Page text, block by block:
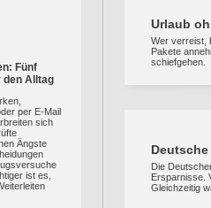
Fünf
den Alltag
per E-Mail
sich
Ängste
ist es,
Urlaub
Wer verreist,
Pakete
schiefgehen.
Die
Ersparnisse.
Gleichzeitig